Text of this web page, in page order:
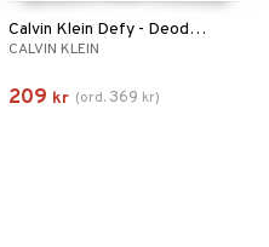
Calvin Klein Defy - Deodorant Spray
CALVIN KLEIN
209 kr (ord. 369 kr)